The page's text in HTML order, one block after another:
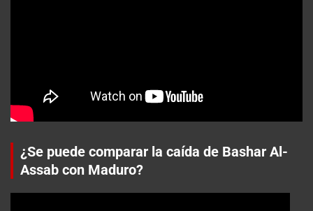
¿Se puede comparar la caída de Bashar Al-
Assab con Maduro?